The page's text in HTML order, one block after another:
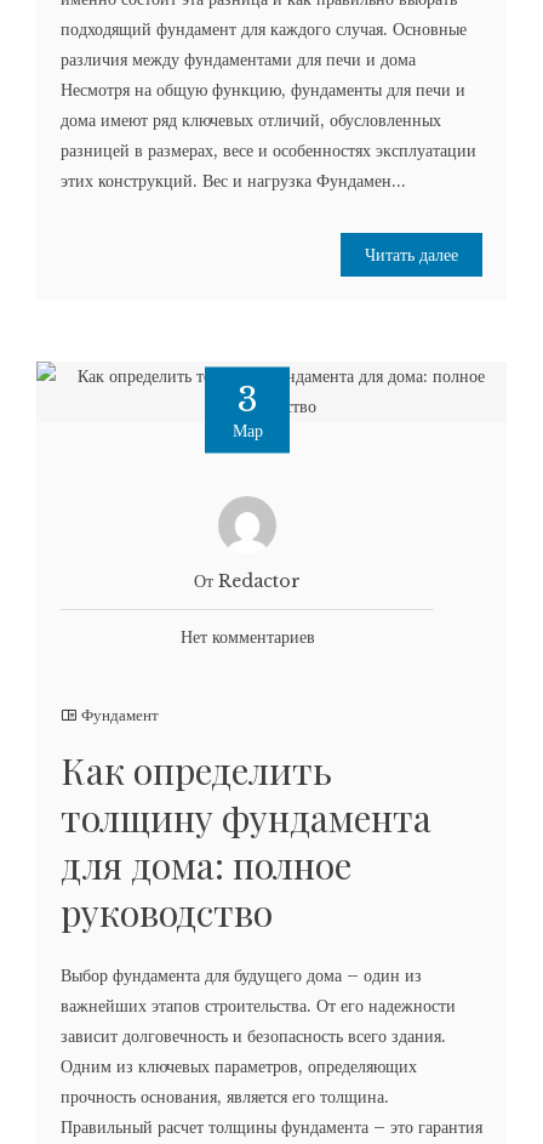
подходящий фундамент для каждого случая. Основные
различия между фундаментами для печи и дома
Несмотря на общую функцию, фундаменты для печи и
дома имеют ряд ключевых отличий, обусловленных
разницей в размерах, весе и особенностях эксплуатации
этих конструкций. Вес и нагрузка Фундамен...
Читать далее
3
Мар
От Redactor
Нет комментариев
Фундамент
Как определить
толщину фундамента
для дома: полное
руководство
Выбор фундамента для будущего дома – один из
важнейших этапов строительства. От его надежности
зависит долговечность и безопасность всего здания.
Одним из ключевых параметров, определяющих
прочность основания, является его толщина.
Правильный расчет толщины фундамента – это гарантия